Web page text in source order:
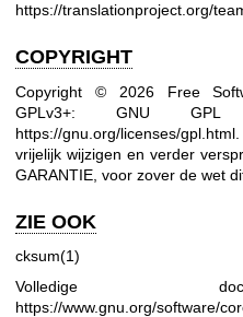
https://translationproject.org/
COPYRIGHT
Copyright © 2026 Free
GPLv3+: GNU
https://gnu.org/licenses/gpl.html
vrijelijk wijzigen en verder
GARANTIE, voor zover de wet
ZIE OOK
cksum(1)
Volledige
https://www.gnu.org/software/